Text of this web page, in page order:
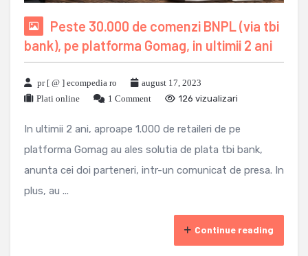
Peste 30.000 de comenzi BNPL (via tbi
bank), pe platforma Gomag, in ultimii 2 ani
pr [ @ ] ecompedia ro
august 17, 2023
Plati online
1 Comment 126 vizualizari
In ultimii 2 ani, aproape 1.000 de retaileri de pe
platforma Gomag au ales solutia de plata tbi bank,
anunta cei doi parteneri, intr-un comunicat de presa. In
plus, au ...
Continue reading